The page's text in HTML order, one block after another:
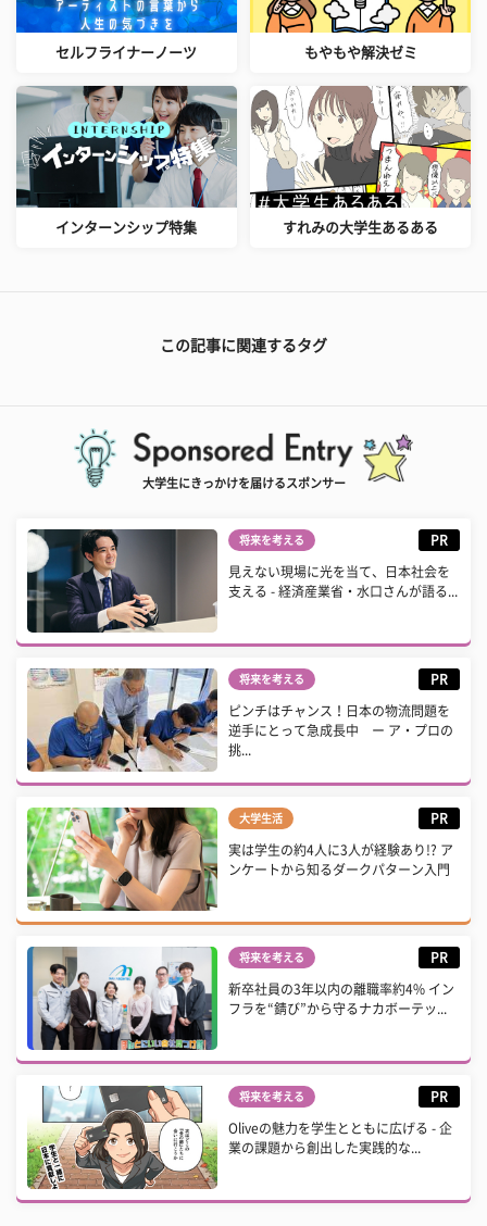
セルフライナーノーツ もやもや解決ゼミ
インターンシップ特集 すれみの大学生あるある
この記事に関連するタグ
大学生にきっかけを届けるスポンサー
将来を考える PR
見えない現場に光を当て、日本社会を
支える - 経済産業省・水口さんが語る...
将来を考える PR
ピンチはチャンス！日本の物流問題を
逆手にとって急成長中 ー ア・プロの
挑...
大学生活 PR
実は学生の約4人に3人が経験あり!? ア
ンケートから知るダークパターン入門
将来を考える PR
新卒社員の3年以内の離職率約4% イン
フラを“錆び”から守るナカボーテッ...
将来を考える PR
Oliveの魅力を学生とともに広げる - 企
業の課題から創出した実践的な...